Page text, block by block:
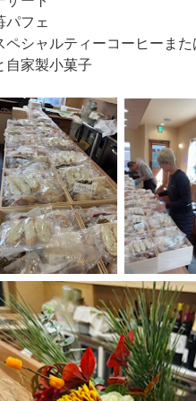
パフェ
ペシャルティーコーヒーまた
自家製小菓子